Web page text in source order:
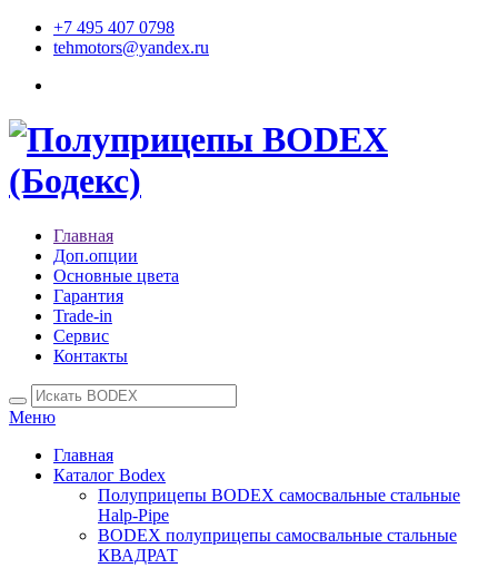
+7 495 407 0798
tehmotors@yandex.ru
Главная
Доп.опции
Основные цвета
Гарантия
Trade-in
Сервис
Контакты
Меню
Главная
Каталог Bodex
Полуприцепы BODEX самосвальные стальные
Нalp-Pipe
BODEX полуприцепы самосвальные стальные
КВАДРАТ